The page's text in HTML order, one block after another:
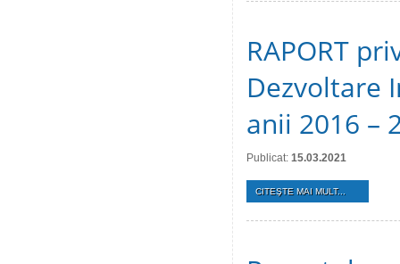
RAPORT
Dezvoltare
anii 2016 –
Publicat: 15.03.2021
CITEŞTE MAI MULT...